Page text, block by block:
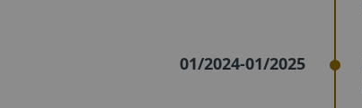
01/2024-01/2025